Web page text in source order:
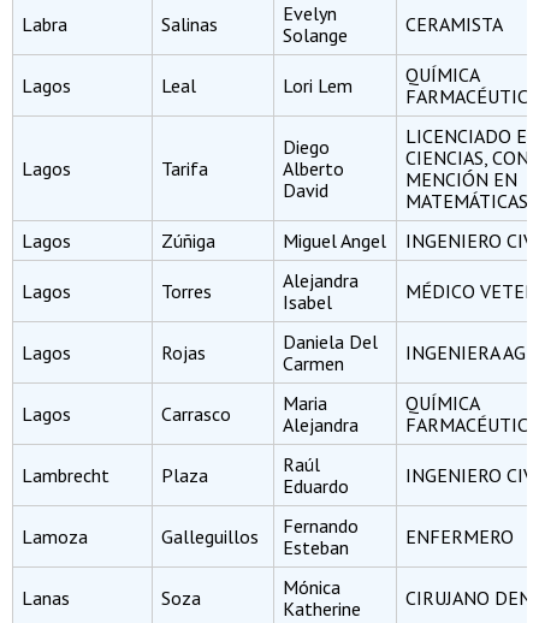
Labra Salinas
Evelyn
Solange
CERAMISTA
Lagos Leal Lori Lem
QUÍMICA
FARMACÉUTICA
Lagos Tarifa
Diego
Alberto
David
LICENCIADO EN
CIENCIAS, CON
MENCIÓN EN
MATEMÁTICAS
Lagos
Zúñiga Miguel Angel INGENIERO
Lagos Torres
Alejandra
Isabel
MÉDICO
Lagos Rojas
Daniela Del
Carmen
INGENIERA
Lagos Carrasco
Maria
Alejandra
QUÍMICA
FARMACÉUTICA
Lambrecht Plaza
Raúl
Eduardo
INGENIERO
Lamoza Galleguillos
Fernando
Esteban
ENFERMERO
Lanas Soza
Mónica
Katherine
CIRUJANO